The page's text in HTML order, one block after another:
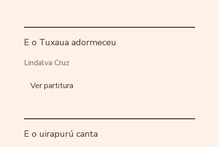
E o Tuxaua adormeceu
Lindalva Cruz
Ver partitura
E o uirapurú canta